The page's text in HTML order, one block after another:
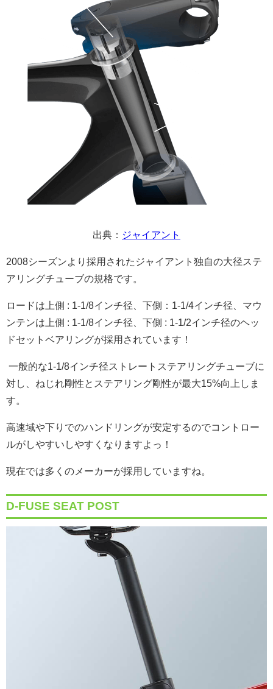
出典： ジャイアント
2008シーズンより採用されたジャイアント独自の大径ステ
アリングチューブの規格です。
ロードは上側 : 1-1/8インチ径、下側：1-1/4インチ径、マウ
ンテンは上側 : 1-1/8インチ径、下側 : 1-1/2インチ径のヘッ
ドセットベアリングが採用されています！
一般的な1-1/8インチ径ストレートステアリングチューブに
対し、ねじれ剛性とステアリング剛性が最大15%向上しま
す。
高速域や下りでのハンドリングが安定するのでコントロー
ルがしやすいしやすくなりますよっ！
現在では多くのメーカーが採用していますね。
D-FUSE SEAT POST